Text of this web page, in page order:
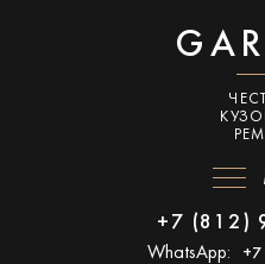
+7 (812)
WhatsApp: +7